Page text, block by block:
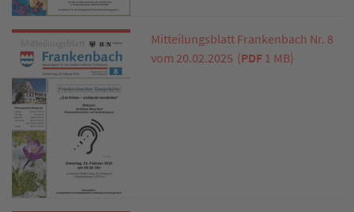
Mitteilungsblatt Frankenbach Nr. 8
vom 20.02.2025 (PDF 1 MB)